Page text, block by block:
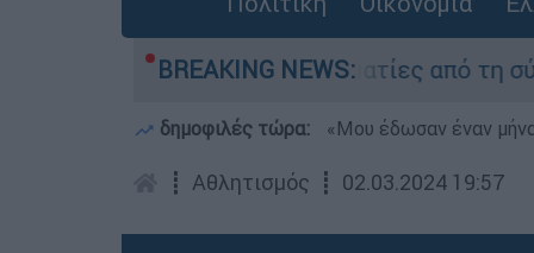
BREAKING NEWS:
κατέθεσαν οι δύο τραυματίες από τη
δημοφιλές τώρα: «Μου έδωσαν έναν
┋ Αθλητισμός ┋ 02.03.2024 19:57